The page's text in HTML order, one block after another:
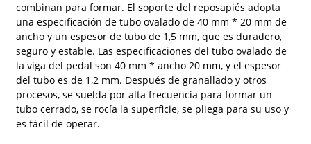
combinan para formar. El soporte del reposapiés adopta
una especificación de tubo ovalado de 40 mm * 20 mm de
ancho y un espesor de tubo de 1,5 mm, que es duradero,
seguro y estable. Las especificaciones del tubo ovalado de
la viga del pedal son 40 mm * ancho 20 mm, y el espesor
del tubo es de 1,2 mm. Después de granallado y otros
procesos, se suelda por alta frecuencia para formar un
tubo cerrado, se rocía la superficie, se pliega para su uso y
es fácil de operar.